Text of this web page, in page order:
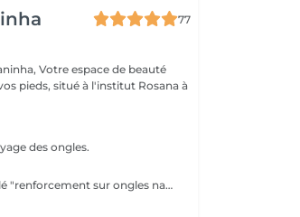
77
de beauté
pieds, situé à l'institut Rosana à
des ongles.
Le gainage Le gainage, aussi appelé "renforcement sur ongles naturels", est une méthode où l'ongle naturel va être renforcé à l'aide d'une rubber base ou d'un gel. Cette pose est faites pour vous si vous avez une belle longueur et que vous ne voulez pas l'abîmer mais également pour faire pousser vos ongles en les protégeant. La Manucure Russe est comprise dans le prix. Le remplissage est à faire toutes les 3 à 4 semaines selon vos ongles. Attention à sélectionner la bonne taille si vos ongles sont court et ne dépasse pas du doigt, il faut sélectionner court. Cependant si l'ongle dépasse du doigt, il faudra choisir long.